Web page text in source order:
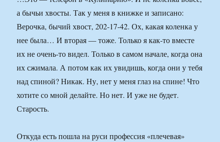
а бычьи хвосты. Так у меня в книжке и записано:
Верочка, бычий хвост, 202-17-42. Ох, какая коленка у
нее была… И вторая — тоже. Только я как-то вместе
их не очень-то видел. Только в самом начале, когда она
их сжимала. А потом как их увидишь, когда они у тебя
над спиной? Никак. Ну, нет у меня глаз на спине! Что
хотите со мной делайте. Но нет. И уже не будет.
Старость.
Откуда есть пошла на руси профессия «плечевая»